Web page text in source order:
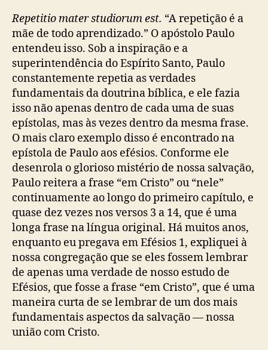
d
o
p
o
s
p
u
b
l
i
c
a
ç
ã
o
C
r
i
s
t
o
(
B
r
k
P
a
r
s
o
s
)
Repetitio mater studiorum est. “A repetição é a
mãe de todo aprendizado.” O apóstolo Paulo
entendeu isso. Sob a inspiração e a
superintendência do Espírito Santo, Paulo
constantemente repetia as verdades
fundamentais da doutrina bíblica, e ele fazia
isso não apenas dentro de cada uma de suas
epístolas, mas às vezes dentro da mesma frase.
O mais claro exemplo disso é encontrado na
epístola de Paulo aos efésios. Conforme ele
desenrola o glorioso mistério de nossa salvação,
Paulo reitera a frase “em Cristo” ou “nele”
continuamente ao longo do primeiro capítulo, e
quase dez vezes nos versos 3 a 14, que é uma
longa frase na língua original. Há muitos anos,
enquanto eu pregava em Efésios 1, expliquei à
nossa congregação que se eles fossem lembrar
de apenas uma verdade de nosso estudo de
Efésios, que fosse a frase “em Cristo”, que é uma
maneira curta de se lembrar de um dos mais
fundamentais aspectos da salvação — nossa
união com Cristo.